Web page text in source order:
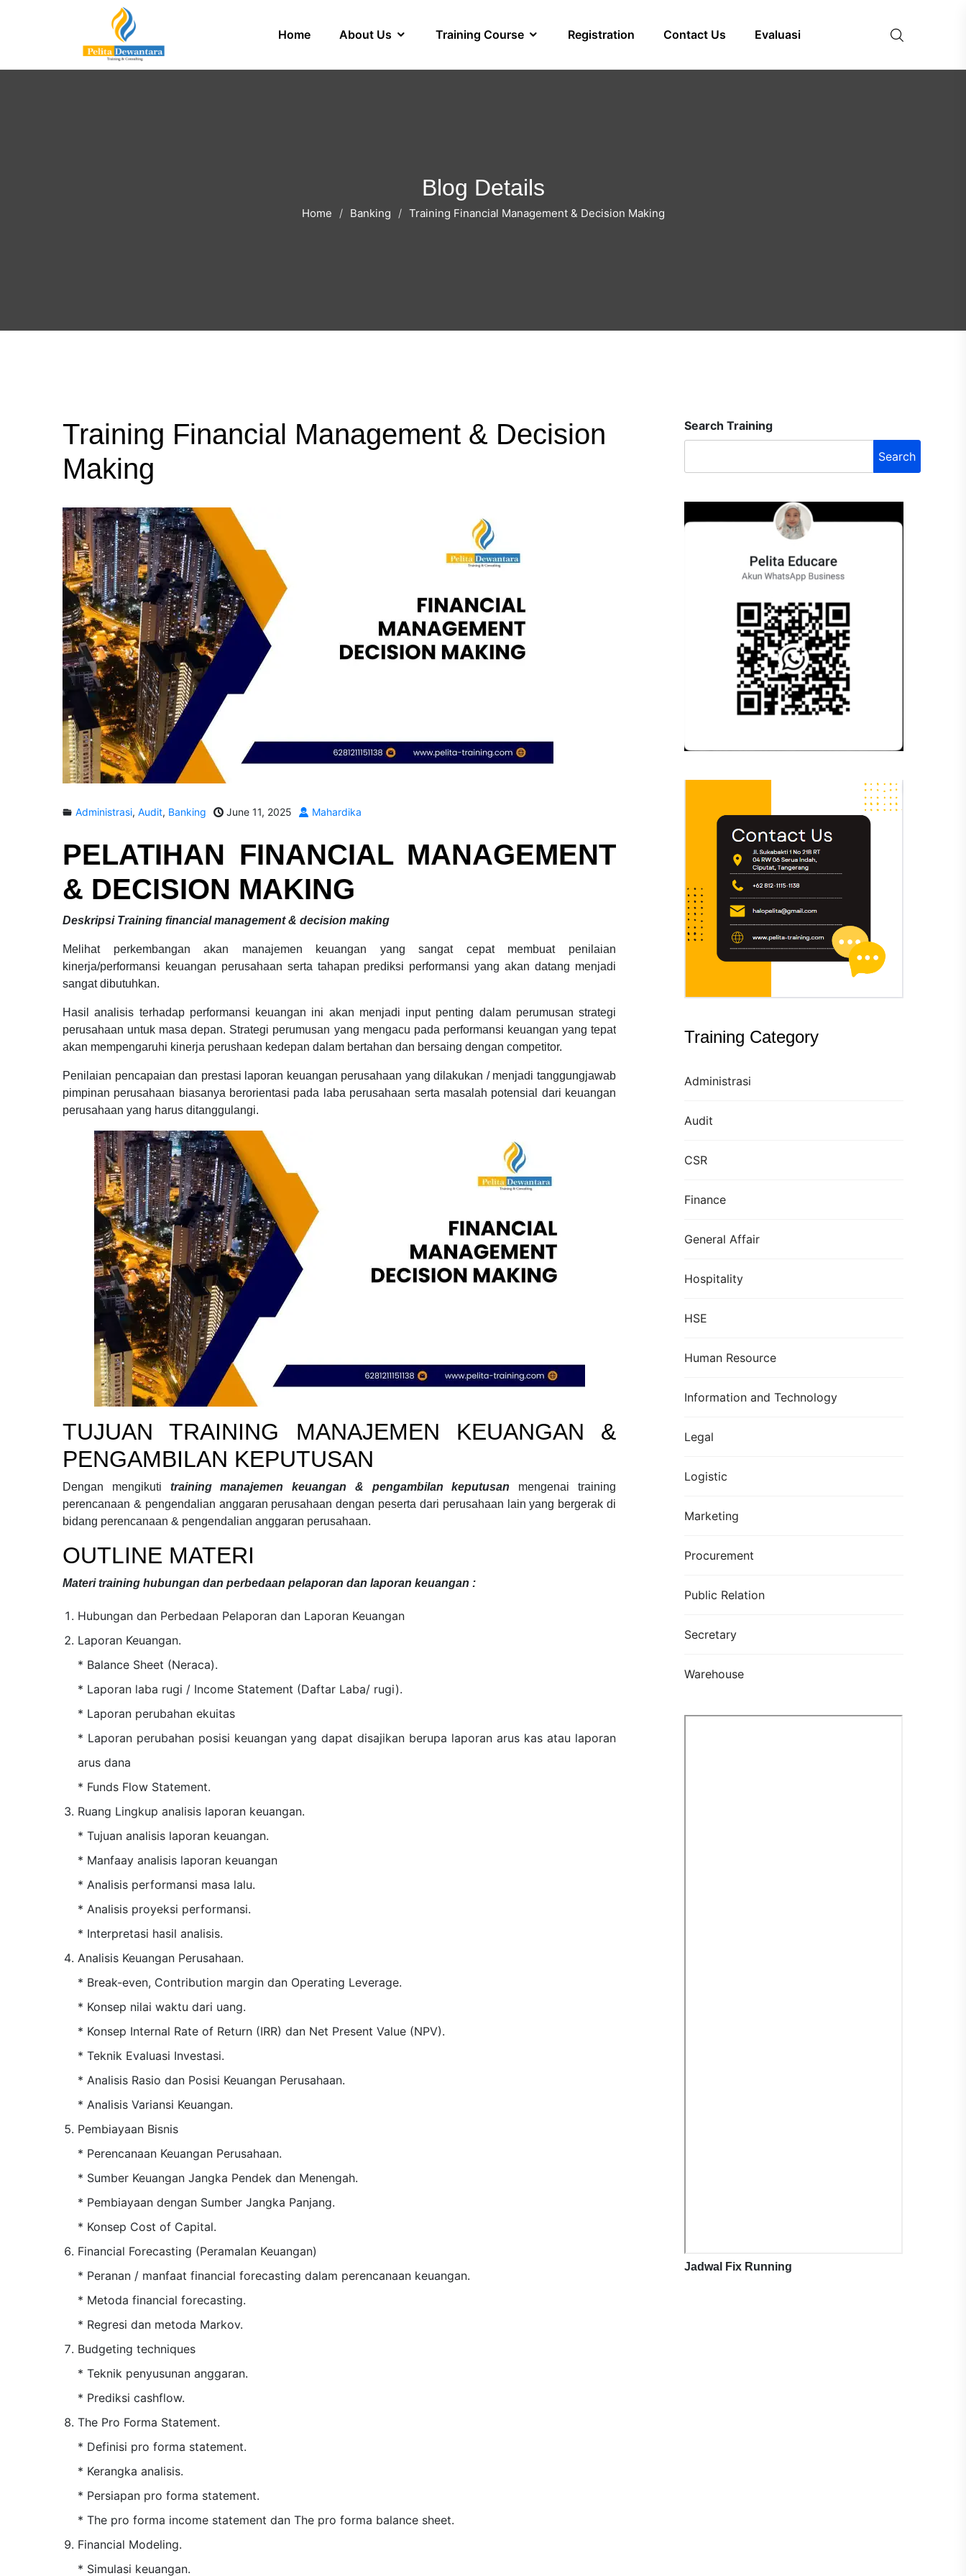
Home About Us Training Course Registration Contact Us Evaluasi
Blog Details
Home Banking Training Financial Management & Decision Making
Search Training
Search
Training Category
Administrasi
Audit
CSR
Finance
General Affair
Hospitality
HSE
Human Resource
Information and Technology
Legal
Logistic
Marketing
Procurement
Public Relation
Secretary
Warehouse
Jadwal Fix Running
Training Financial Management & Decision
Making
Administrasi, Audit, Banking June 11, 2025 Mahardika
PELATIHAN FINANCIAL MANAGEMENT
& DECISION MAKING
Deskripsi Training financial management & decision making
Melihat perkembangan akan manajemen keuangan yang sangat cepat membuat penilaian
kinerja/performansi keuangan perusahaan serta tahapan prediksi performansi yang akan datang menjadi
sangat dibutuhkan.
Hasil analisis terhadap performansi keuangan ini akan menjadi input penting dalam perumusan strategi
perusahaan untuk masa depan. Strategi perumusan yang mengacu pada performansi keuangan yang tepat
akan mempengaruhi kinerja perushaan kedepan dalam bertahan dan bersaing dengan competitor.
Penilaian pencapaian dan prestasi laporan keuangan perusahaan yang dilakukan / menjadi tanggungjawab
pimpinan perusahaan biasanya berorientasi pada laba perusahaan serta masalah potensial dari keuangan
perusahaan yang harus ditanggulangi.
TUJUANTRAINING MANAJEMEN KEUANGAN &
PENGAMBILAN KEPUTUSAN
Dengan mengikuti training manajemen keuangan & pengambilan keputusan mengenaitraining
perencanaan & pengendalian anggaran perusahaandengan peserta dari perusahaan lain yang bergerak di
bidang perencanaan & pengendalian anggaran perusahaan.
OUTLINE MATERI
Materitraining hubungan dan perbedaan pelaporan dan laporan keuangan :
Hubungan dan Perbedaan Pelaporan dan Laporan Keuangan
Laporan Keuangan.
* Balance Sheet (Neraca).
* Laporan laba rugi / Income Statement (Daftar Laba/ rugi).
* Laporan perubahan ekuitas
* Laporan perubahan posisi keuangan yang dapat disajikan berupa laporan arus kas atau laporan
arus dana
* Funds Flow Statement.
Ruang Lingkup analisis laporan keuangan.
* Tujuan analisis laporan keuangan.
* Manfaay analisis laporan keuangan
* Analisis performansi masa lalu.
* Analisis proyeksi performansi.
* Interpretasi hasil analisis.
Analisis Keuangan Perusahaan.
* Break-even, Contribution margin dan Operating Leverage.
* Konsep nilai waktu dari uang.
* Konsep Internal Rate of Return (IRR) dan Net Present Value (NPV).
* Teknik Evaluasi Investasi.
* Analisis Rasio dan Posisi Keuangan Perusahaan.
* Analisis Variansi Keuangan.
Pembiayaan Bisnis
* Perencanaan Keuangan Perusahaan.
* Sumber Keuangan Jangka Pendek dan Menengah.
* Pembiayaan dengan Sumber Jangka Panjang.
* Konsep Cost of Capital.
Financial Forecasting (Peramalan Keuangan)
* Peranan / manfaat financial forecasting dalam perencanaan keuangan.
* Metoda financial forecasting.
* Regresi dan metoda Markov.
Budgeting techniques
* Teknik penyusunan anggaran.
* Prediksi cashflow.
The Pro Forma Statement.
* Definisi pro forma statement.
* Kerangka analisis.
* Persiapan pro forma statement.
* The pro forma income statement dan The pro forma balance sheet.
Financial Modeling.
* Simulasi keuangan.